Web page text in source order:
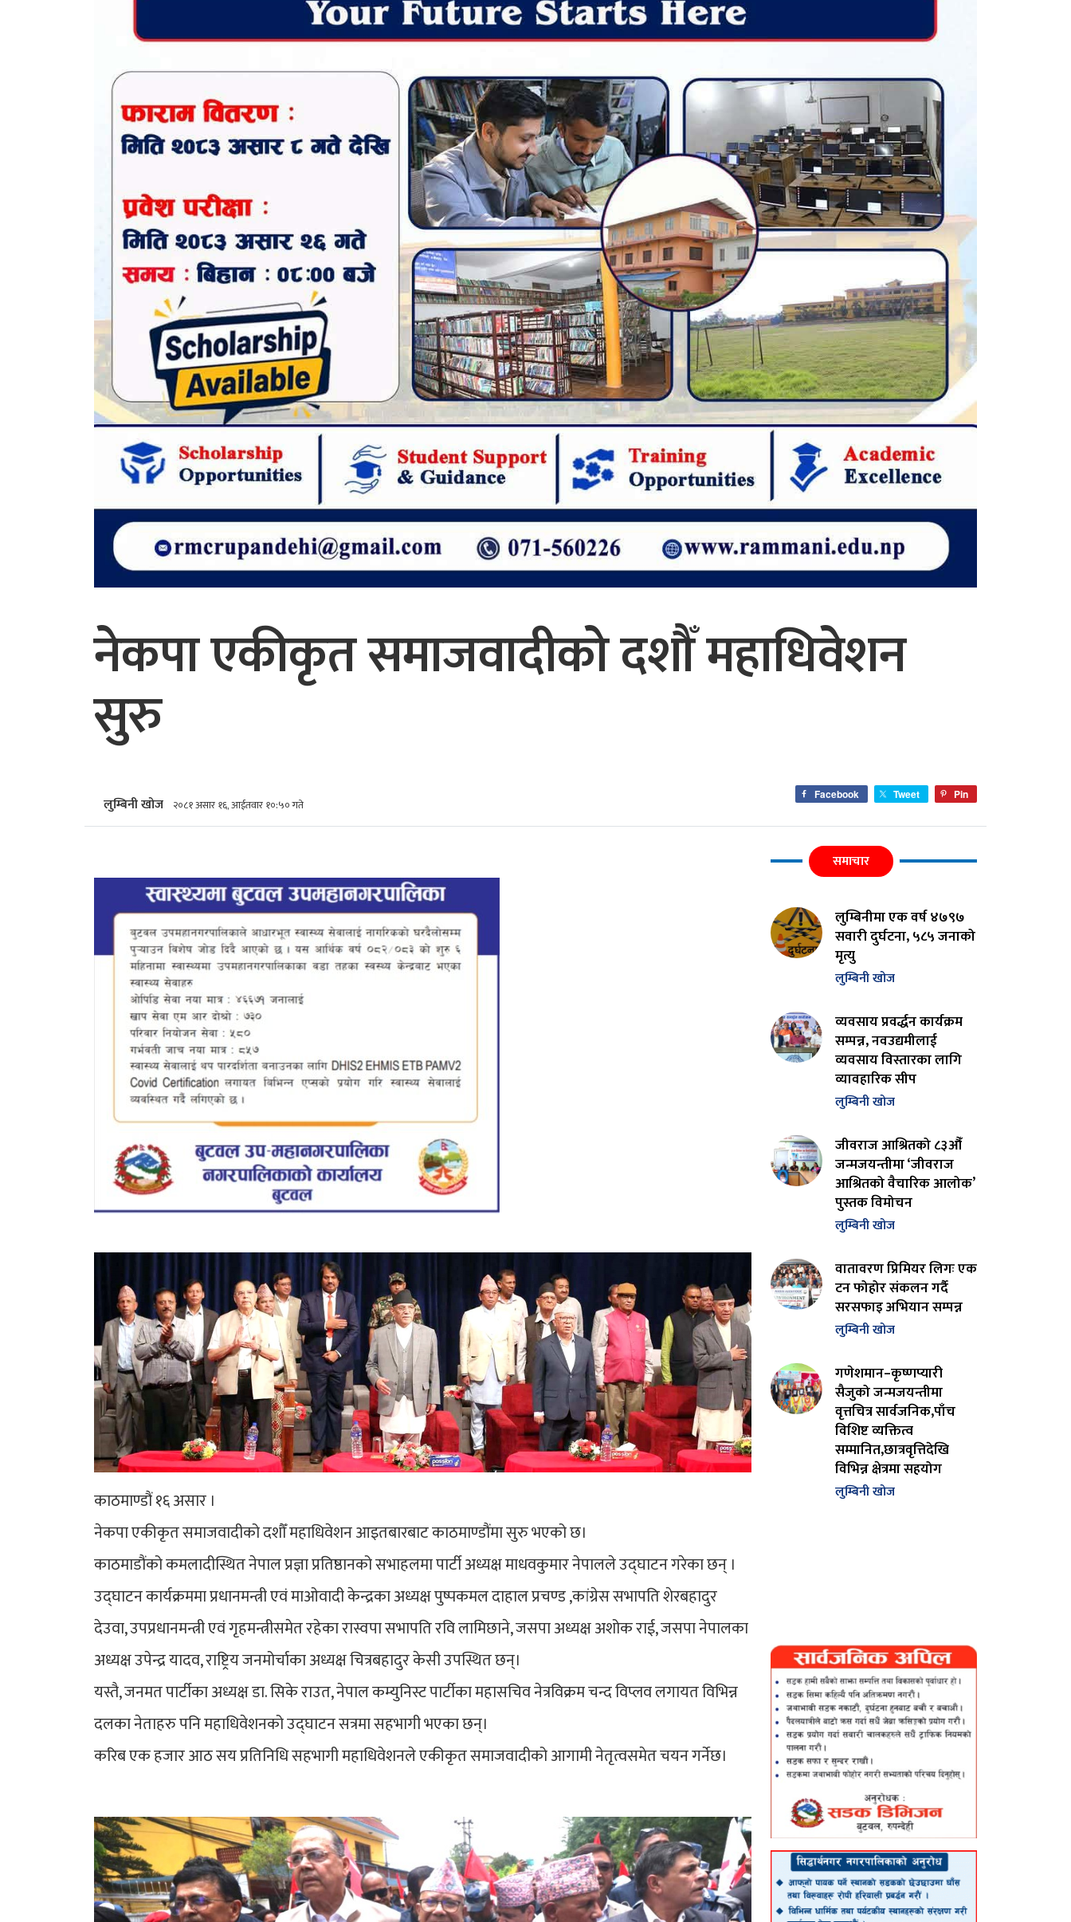
नेकपा एकीकृत समाजवादीको दशौँ महाधिवेशन
सुरु
लुम्बिनी खोज २०८१ असार १६, आईतवार १०:५० गते
Facebook Tweet Pin
काठमाण्डौं १६ असार ।
नेकपा एकीकृत समाजवादीको दशौँ महाधिवेशन आइतबारबाट काठमाण्डौंमा सुरु भएको छ।
काठमाडौंको कमलादीस्थित नेपाल प्रज्ञा प्रतिष्ठानको सभाहलमा पार्टी अध्यक्ष माधवकुमार नेपालले उद्घाटन गरेका छन् ।
उद्घाटन कार्यक्रममा प्रधानमन्त्री एवं माओवादी केन्द्रका अध्यक्ष पुष्पकमल दाहाल प्रचण्ड ,कांग्रेस सभापति शेरबहादुर
देउवा, उपप्रधानमन्त्री एवं गृहमन्त्रीसमेत रहेका रास्वपा सभापति रवि लामिछाने, जसपा अध्यक्ष अशोक राई, जसपा नेपालका
अध्यक्ष उपेन्द्र यादव, राष्ट्रिय जनमोर्चाका अध्यक्ष चित्रबहादुर केसी उपस्थित छन्।
यस्तै, जनमत पार्टीका अध्यक्ष डा. सिके राउत, नेपाल कम्युनिस्ट पार्टीका महासचिव नेत्रविक्रम चन्द विप्लव लगायत विभिन्न
दलका नेताहरु पनि महाधिवेशनको उद्घाटन सत्रमा सहभागी भएका छन्।
करिब एक हजार आठ सय प्रतिनिधि सहभागी महाधिवेशनले एकीकृत समाजवादीको आगामी नेतृत्वसमेत चयन गर्नेछ।
समाचार
लुम्बिनीमा एक वर्ष ४७९७
सवारी दुर्घटना, ५८५ जनाको
मृत्यु
लुम्बिनी खोज
व्यवसाय प्रवर्द्धन कार्यक्रम
सम्पन्न, नवउद्यमीलाई
व्यवसाय विस्तारका लागि
व्यावहारिक सीप
लुम्बिनी खोज
जीवराज आश्रितको ८३औँ
जन्मजयन्तीमा ‘जीवराज
आश्रितको वैचारिक आलोक’
पुस्तक विमोचन
लुम्बिनी खोज
वातावरण प्रिमियर लिगः एक
टन फोहोर संकलन गर्दै
सरसफाइ अभियान सम्पन्न
लुम्बिनी खोज
गणेशमान–कृष्णप्यारी
सैजुको जन्मजयन्तीमा
वृत्तचित्र सार्वजनिक,पाँच
विशिष्ट व्यक्तित्व
सम्मानित,छात्रवृत्तिदेखि
विभिन्न क्षेत्रमा सहयोग
लुम्बिनी खोज